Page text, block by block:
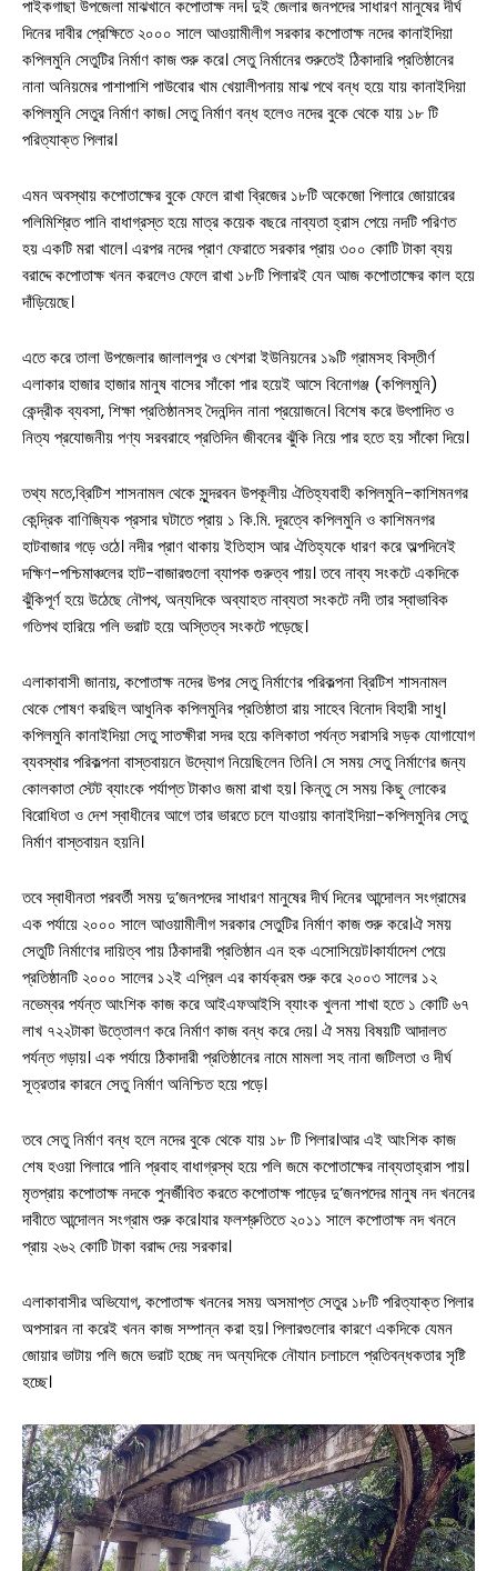
সারাদেশ
সাতক্ষীরা সদর
আশাশুনি
দেবহাটা তালা
কালিগঞ্জ
পাইকগাছা উপজেলা মাঝখানে কপোতাক্ষ নদ। দুই জেলার জনপদের সাধারণ মানুষের দীর্ঘ
দিনের দাবীর প্রেক্ষিতে ২০০০ সালে আওয়ামীলীগ সরকার কপোতাক্ষ নদের কানাইদিয়া
কপিলমুনি সেতুটির নির্মাণ কাজ শুরু করে। সেতু নির্মানের শুরুতেই ঠিকাদারি প্রতিষ্ঠানের
নানা অনিয়মের পাশাপাশি পাউবোর খাম খেয়ালীপনায় মাঝ পথে বন্ধ হয়ে যায় কানাইদিয়া
কপিলমুনি সেতুর নির্মাণ কাজ। সেতু নির্মাণ বন্ধ হলেও নদের বুকে থেকে যায় ১৮ টি
পরিত্যাক্ত পিলার।
এমন অবস্থায় কপোতাক্ষের বুকে ফেলে রাখা ব্রিজের ১৮টি অকেজো পিলারে জোয়ারের
পলিমিশ্রিত পানি বাধাগ্রস্ত হয়ে মাত্র কয়েক বছরে নাব্যতা হ্রাস পেয়ে নদটি পরিণত
হয় একটি মরা খালে। এরপর নদের প্রাণ ফেরাতে সরকার প্রায় ৩০০ কোটি টাকা ব্যয়
বরাদ্দে কপোতাক্ষ খনন করলেও ফেলে রাখা ১৮টি পিলারই যেন আজ কপোতাক্ষের কাল হয়ে
দাঁড়িয়েছে।
এতে করে তালা উপজেলার জালালপুর ও খেশরা ইউনিয়নের ১৯টি গ্রামসহ বিস্তীর্ণ
এলাকার হাজার হাজার মানুষ বাসের সাঁকো পার হয়েই আসে বিনোগঞ্জ (কপিলমুনি)
কেন্দ্রীক ব্যবসা, শিক্ষা প্রতিষ্ঠানসহ দৈনন্দিন নানা প্রয়োজনে। বিশেষ করে উৎপাদিত ও
নিত্য প্রযোজনীয় পণ্য সরবরাহে প্রতিদিন জীবনের ঝুঁকি নিয়ে পার হতে হয় সাঁকো দিয়ে।
তথ্য মতে,ব্রিটিশ শাসনামল থেকে সুন্দরবন উপকূলীয় ঐতিহ্যবাহী কপিলমুনি-কাশিমনগর
কেন্দ্রিক বাণিজ্যিক প্রসার ঘটাতে প্রায় ১ কি.মি. দূরত্বে কপিলমুনি ও কাশিমনগর
হাটবাজার গড়ে ওঠে। নদীর প্রাণ থাকায় ইতিহাস আর ঐতিহ্যকে ধারণ করে অল্পদিনেই
দক্ষিণ-পশ্চিমাঞ্চলের হাট-বাজারগুলো ব্যাপক গুরুত্ব পায়। তবে নাব্য সংকটে একদিকে
ঝুঁকিপূর্ণ হয়ে উঠেছে নৌপথ, অন্যদিকে অব্যাহত নাব্যতা সংকটে নদী তার স্বাভাবিক
গতিপথ হারিয়ে পলি ভরাট হয়ে অস্তিত্ব সংকটে পড়েছে।
এলাকাবাসী জানায়, কপোতাক্ষ নদের উপর সেতু নির্মাণের পরিকল্পনা ব্রিটিশ শাসনামল
থেকে পোষণ করছিল আধুনিক কপিলমুনির প্রতিষ্ঠাতা রায় সাহেব বিনোদ বিহারী সাধু।
কপিলমুনি কানাইদিয়া সেতু সাতক্ষীরা সদর হয়ে কলিকাতা পর্যন্ত সরাসরি সড়ক যোগাযোগ
ব্যবস্থার পরিকল্পনা বাস্তবায়নে উদ্যোগ নিয়েছিলেন তিনি। সে সময় সেতু নির্মাণের জন্য
কোলকাতা স্টেট ব্যাংকে পর্যাপ্ত টাকাও জমা রাখা হয়। কিন্তু সে সময় কিছু লোকের
বিরোধিতা ও দেশ স্বাধীনের আগে তার ভারতে চলে যাওয়ায় কানাইদিয়া-কপিলমুনির সেতু
নির্মাণ বাস্তবায়ন হয়নি।
তবে স্বাধীনতা পরবর্তী সময় দু’জনপদের সাধারণ মানুষের দীর্ঘ দিনের আন্দোলন সংগ্রামের
এক পর্যায়ে ২০০০ সালে আওয়ামীলীগ সরকার সেতুটির নির্মাণ কাজ শুরু করে।ঐ সময়
সেতুটি নির্মাণের দায়িত্ব পায় ঠিকাদারী প্রতিষ্ঠান এন হক এসোসিয়েট।কার্যাদেশ পেয়ে
প্রতিষ্ঠানটি ২০০০ সালের ১২ই এপ্রিল এর কার্যক্রম শুরু করে ২০০৩ সালের ১২
নভেম্বর পর্যন্ত আংশিক কাজ করে আইএফআইসি ব্যাংক খুলনা শাখা হতে ১ কোটি ৬৭
লাখ ৭২২টাকা উত্তোলণ করে নির্মাণ কাজ বন্ধ করে দেয়। ঐ সময় বিষয়টি আদালত
পর্যন্ত গড়ায়। এক পর্যায়ে ঠিকাদারী প্রতিষ্ঠানের নামে মামলা সহ নানা জটিলতা ও দীর্ঘ
সূত্রতার কারনে সেতু নির্মাণ অনিশ্চিত হয়ে পড়ে।
তবে সেতু নির্মাণ বন্ধ হলে নদের বুকে থেকে যায় ১৮ টি পিলার।আর এই আংশিক কাজ
শেষ হওয়া পিলারে পানি প্রবাহ বাধাগ্রস্থ হয়ে পলি জমে কপোতাক্ষের নাব্যতাহ্রাস পায়।
মৃতপ্রায় কপোতাক্ষ নদকে পুনর্জীবিত করতে কপোতাক্ষ পাড়ের দু’জনপদের মানুষ নদ খননের
দাবীতে আন্দোলন সংগ্রাম শুরু করে।যার ফলশ্রুতিতে ২০১১ সালে কপোতাক্ষ নদ খননে
প্রায় ২৬২ কোটি টাকা বরাদ্দ দেয় সরকার।
এলাকাবাসীর অভিযোগ, কপোতাক্ষ খননের সময় অসমাপ্ত সেতুর ১৮টি পরিত্যাক্ত পিলার
অপসারন না করেই খনন কাজ সম্পান্ন করা হয়। পিলারগুলোর কারণে একদিকে যেমন
জোয়ার ভাটায় পলি জমে ভরাট হচ্ছে নদ অন্যদিকে নৌযান চলাচলে প্রতিবন্ধকতার সৃষ্টি
হচ্ছে।